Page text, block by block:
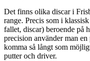
Det finns olika discar i
range. Precis som i
fallet, discar) beroende på
precision använder man
komma så långt som
putter och driver.